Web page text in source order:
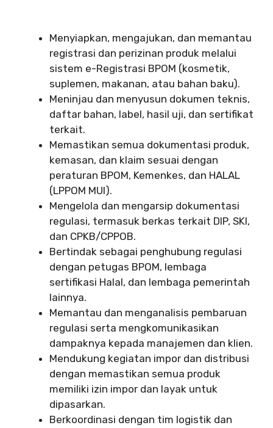
Menyiapkan, mengajukan, dan memantau
registrasi dan perizinan produk melalui
sistem e-Registrasi BPOM (kosmetik,
suplemen, makanan, atau bahan baku).
Meninjau dan menyusun dokumen teknis,
daftar bahan, label, hasil uji, dan sertifikat
terkait.
Memastikan semua dokumentasi produk,
kemasan, dan klaim sesuai dengan
peraturan BPOM, Kemenkes, dan HALAL
(LPPOM MUI).
Mengelola dan mengarsip dokumentasi
regulasi, termasuk berkas terkait DIP, SKI,
dan CPKB/CPPOB.
Bertindak sebagai penghubung regulasi
dengan petugas BPOM, lembaga
sertifikasi Halal, dan lembaga pemerintah
lainnya.
Memantau dan menganalisis pembaruan
regulasi serta mengkomunikasikan
dampaknya kepada manajemen dan klien.
Mendukung kegiatan impor dan distribusi
dengan memastikan semua produk
memiliki izin impor dan layak untuk
dipasarkan.
Berkoordinasi dengan tim logistik dan